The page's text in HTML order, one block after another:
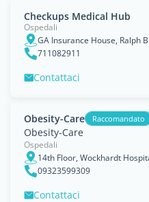
Checkups Medical Hub
Ospedali
711082911
Contattaci
Obesity-Care Raccomandato
Obesity-Care
Ospedali
09323599309
Contattaci